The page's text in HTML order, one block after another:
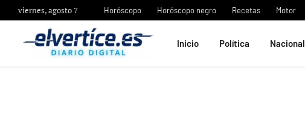
viernes, agosto 7 Horóscopo Horóscopo negro Recetas Motor
Inicio Política Nacional